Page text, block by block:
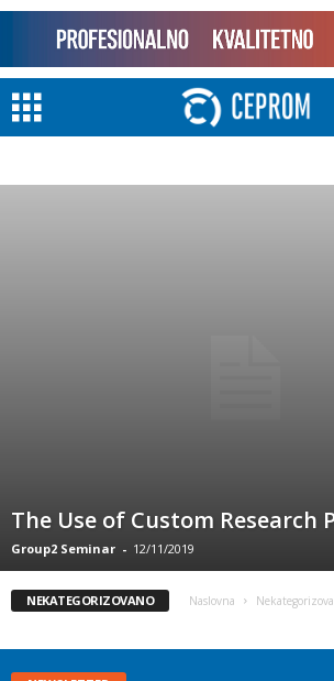
The Use of Custom Research
Group2 Seminar - 12/11/2019
NEKATEGORIZOVANO Naslovna